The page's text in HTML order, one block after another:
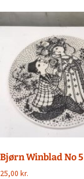
Bjørn Winblad No 5
25,00 kr.